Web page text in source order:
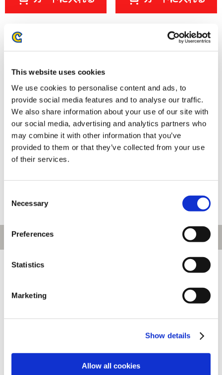
This website uses cookies
We use cookies to personalise content and ads, to
provide social media features and to analyse our traffic.
We also share information about your use of our site with
our social media, advertising and analytics partners who
may combine it with other information that you’ve
provided to them or that they’ve collected from your use
of their services.
Selection
Necessary
Preferences
Statistics
Marketing
Show details
Allow all cookies
ストリートファイター6 バッテ
ンアクリルスタンド キャミィ
Outfit 4
ストリートファイター6 バッテ
ンアクリルスタンド キンバリー
キーワード